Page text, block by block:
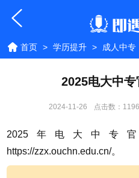
首页 > 学历提升 > 成人中专
2025电大中
2024-11-26 点击数：
2025年电大中专
https://zzx.ouchn.edu.cn/。